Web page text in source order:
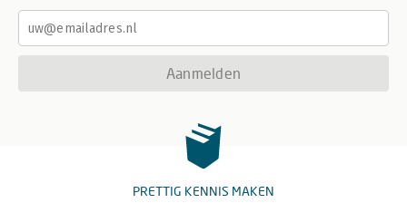
Aanmelden
PRETTIG KENNIS MAKEN